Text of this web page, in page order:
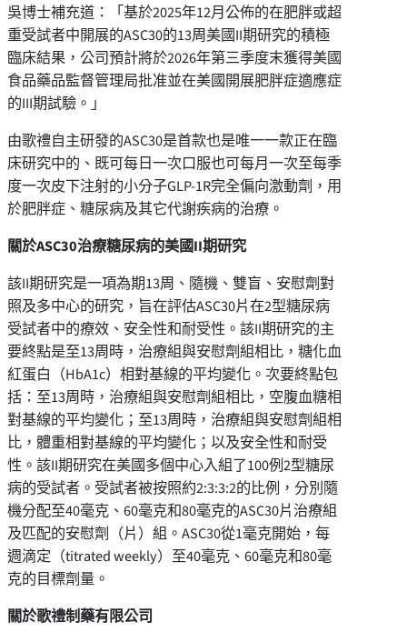
吳博士補充道：「基於2025年12月公佈的在肥胖或超
重受試者中開展的ASC30的13周美國II期研究的積極
臨床結果，公司預計將於2026年第三季度末獲得美國
食品藥品監督管理局批准並在美國開展肥胖症適應症
的III期試驗。」
由歌禮自主研發的ASC30是首款也是唯一一款正在臨
床研究中的、既可每日一次口服也可每月一次至每季
度一次皮下注射的小分子GLP-1R完全偏向激動劑，用
於肥胖症、糖尿病及其它代謝疾病的治療。
關於ASC30治療糖尿病的美國II期研究
該II期研究是一項為期13周、隨機、雙盲、安慰劑對
照及多中心的研究，旨在評估ASC30片在2型糖尿病
受試者中的療效、安全性和耐受性。該II期研究的主
要終點是至13周時，治療組與安慰劑組相比，糖化血
紅蛋白（HbA1c）相對基線的平均變化。次要終點包
括：至13周時，治療組與安慰劑組相比，空腹血糖相
對基線的平均變化；至13周時，治療組與安慰劑組相
比，體重相對基線的平均變化；以及安全性和耐受
性。該II期研究在美國多個中心入組了100例2型糖尿
病的受試者。受試者被按照約2:3:3:2的比例，分別隨
機分配至40毫克、60毫克和80毫克的ASC30片治療組
及匹配的安慰劑（片）組。ASC30從1毫克開始，每
週滴定（titrated weekly）至40毫克、60毫克和80毫
克的目標劑量。
關於歌禮制藥有限公司